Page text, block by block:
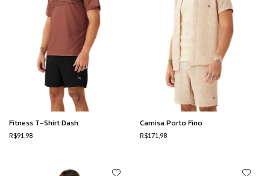
Fitness T-Shirt Dash
R$91,98
Camisa Porto Fino
R$171,98